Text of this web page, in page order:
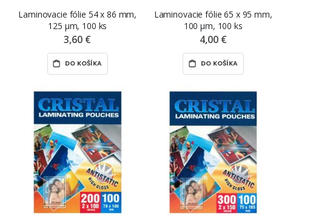
Laminovacie fólie 54 x 86 mm,
125 µm, 100 ks
3,60 €
DO KOŠÍKA
Laminovacie fólie 65 x 95 mm,
100 µm, 100 ks
4,00 €
DO KOŠÍKA